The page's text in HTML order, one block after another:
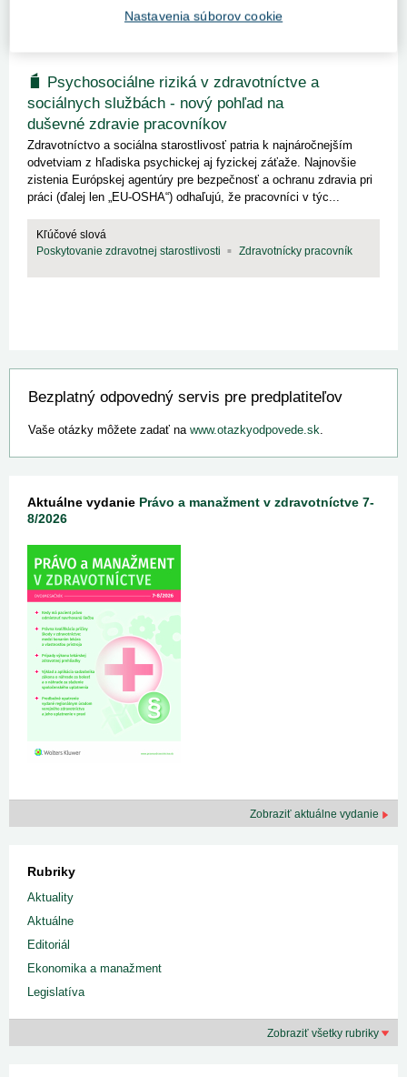
nárast počtu pracovných úrazov v sektore zdravotnej a sociálnej
starostlivosti za uplynulú dekádu. Hoci väčšina z nich nie j...
Psychosociálne riziká v zdravotníctve a
sociálnych službách - nový pohľad na
duševné zdravie pracovníkov
Zdravotníctvo a sociálna starostlivosť patria k najnáročnejším
odvetviam z hľadiska psychickej aj fyzickej záťaže. Najnovšie
zistenia Európskej agentúry pre bezpečnosť a ochranu zdravia pri
práci (ďalej len „EU-OSHA“) odhaľujú, že pracovníci v týc...
Kľúčové slová
Poskytovanie zdravotnej starostlivosti
Zdravotnícky pracovník
Bezplatný odpovedný servis pre predplatiteľov
Vaše otázky môžete zadať na www.otazkyodpovede.sk.
Aktuálne vydanie Právo a manažment v zdravotníctve 7-
8/2026
Zobraziť aktuálne vydanie
Rubriky
Aktuality
Aktuálne
Editoriál
Ekonomika a manažment
Legislatíva
Zobraziť všetky rubriky
Nastavenia súborov cookie